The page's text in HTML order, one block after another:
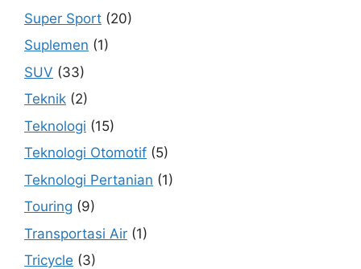
Super Sport (20)
Suplemen (1)
SUV (33)
Teknik (2)
Teknologi (15)
Teknologi Otomotif (5)
Teknologi Pertanian (1)
Touring (9)
Transportasi Air (1)
Tricycle (3)